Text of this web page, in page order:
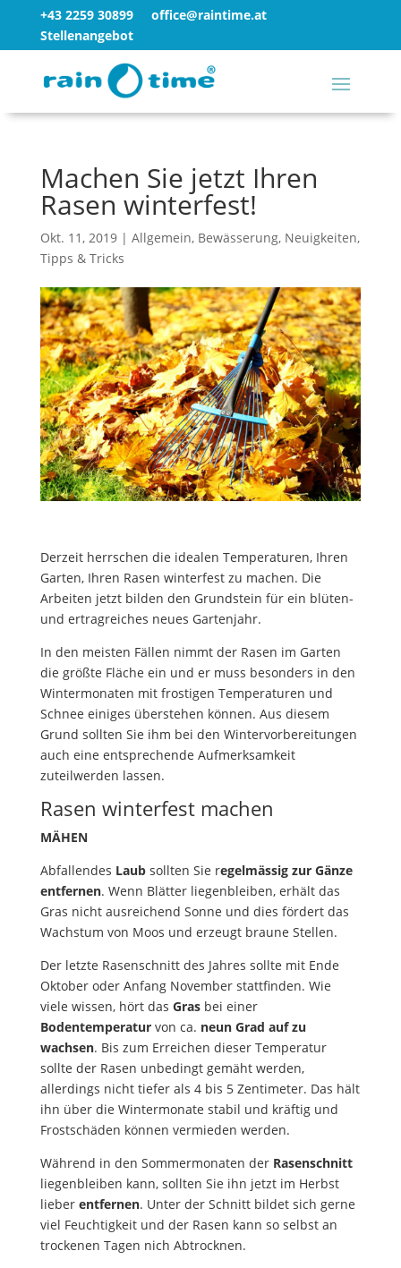
+43 2259 30899
office@raintime.at
Stellenangebot
Machen Sie jetzt Ihren
Rasen winterfest!
Okt. 11, 2019| Allgemein, Bewässerung, Neuigkeiten,
Tipps & Tricks
Derzeit herrschen die idealen Temperaturen, Ihren
Garten, Ihren Rasen winterfest zu machen. Die
Arbeiten jetzt bilden den Grundstein für ein blüten-
und ertragreiches neues Gartenjahr.
In den meisten Fällen nimmt der Rasen im Garten
die größte Fläche ein und er muss besonders in den
Wintermonaten mit frostigen Temperaturen und
Schnee einiges überstehen können. Aus diesem
Grund sollten Sie ihm bei den Wintervorbereitungen
auch eine entsprechende Aufmerksamkeit
zuteilwerden lassen.
Rasen winterfest machen
MÄHEN
Abfallendes Laubsollten Sie regelmässig zur Gänze
entfernen. Wenn Blätter liegenbleiben, erhält das
Gras nicht ausreichend Sonne und dies fördert das
Wachstum von Moos und erzeugt braune Stellen.
Der letzte Rasenschnitt des Jahres sollte mit Ende
Oktober oder Anfang November stattfinden. Wie
viele wissen, hört das Grasbei einer
Bodentemperaturvon ca. neun Grad auf zu
wachsen. Bis zum Erreichen dieser Temperatur
sollte der Rasen unbedingt gemäht werden,
allerdings nicht tiefer als 4 bis 5 Zentimeter. Das hält
ihn über die Wintermonate stabil und kräftig und
Frostschäden können vermieden werden.
Während in den Sommermonaten der Rasenschnitt
liegenbleiben kann, sollten Sie ihn jetzt im Herbst
lieber entfernen. Unter der Schnitt bildet sich gerne
viel Feuchtigkeit und der Rasen kann so selbst an
trockenen Tagen nich Abtrocknen.